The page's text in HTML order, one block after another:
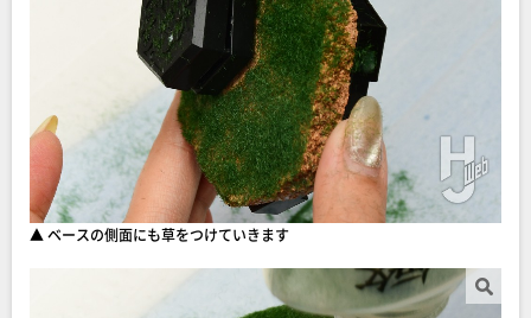
▲ ベースの側面にも草をつけていきます